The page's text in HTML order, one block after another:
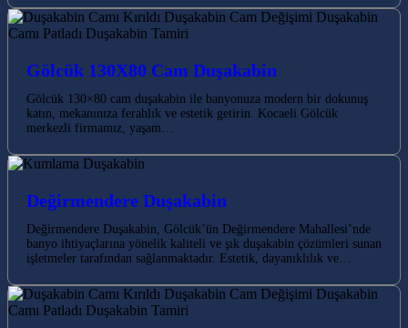
Gölcük 130X80 Cam Duşakabin
Gölcük 130×80 cam duşakabin ile banyonuza modern bir dokunuş
katın, mekanınıza ferahlık ve estetik getirin. Kocaeli Gölcük
merkezli firmamız, yaşam…
Değirmendere Duşakabin
Değirmendere Duşakabin, Gölcük’ün Değirmendere Mahallesi’nde
banyo ihtiyaçlarına yönelik kaliteli ve şık duşakabin çözümleri sunan
işletmeler tarafından sağlanmaktadır. Estetik, dayanıklılık ve…